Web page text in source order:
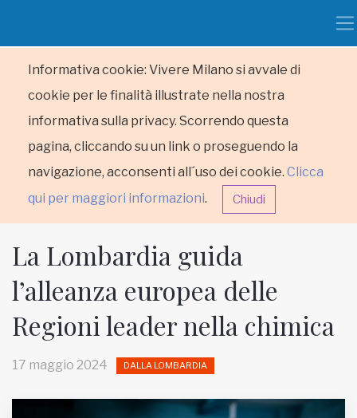
Informativa cookie: Vivere Milano si avvale di
cookie per le finalità illustrate nella nostra
informativa sulla privacy. Scorrendo questa
pagina, cliccando su un link o proseguendo la
navigazione, acconsenti all´uso dei cookie. Clicca
qui per maggiori informazioni. Chiudi
HOME
La Lombardia guida
l’alleanza europea delle
Regioni leader nella chimica
17 maggio 2024 DALLA LOMBARDIA